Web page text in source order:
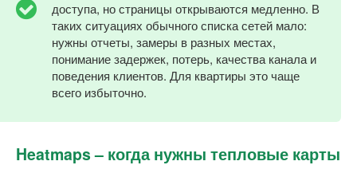
доступа, но страницы открываются медленно. В
таких ситуациях обычного списка сетей мало:
нужны отчеты, замеры в разных местах,
понимание задержек, потерь, качества канала и
поведения клиентов. Для квартиры это чаще
всего избыточно.
Heatmaps – когда нужны тепловые карты